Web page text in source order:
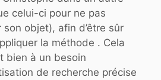
celui-ci pour ne pas
son objet), afin d’être sûr
la méthode . Cela
bien à un besoin
de recherche précise